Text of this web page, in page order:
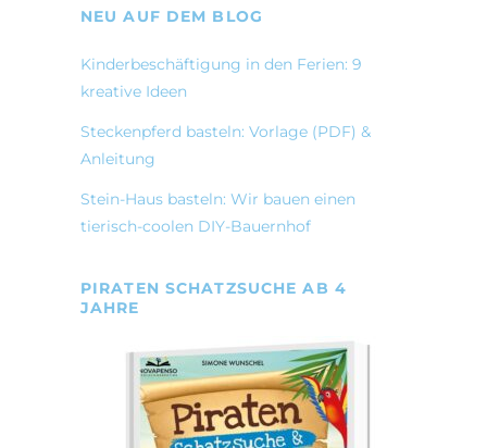
NEU AUF DEM BLOG
Kinderbeschäftigung in den Ferien: 9
kreative Ideen
Steckenpferd basteln: Vorlage (PDF) &
Anleitung
Stein-Haus basteln: Wir bauen einen
tierisch-coolen DIY-Bauernhof
PIRATEN SCHATZSUCHE AB 4
JAHRE